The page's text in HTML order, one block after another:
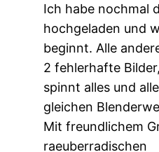
Ich habe nochmal
hochgeladen und
beginnt. Alle
2 fehlerhafte
spinnt alles und
gleichen
Mit freundlichem
raeuberradischen